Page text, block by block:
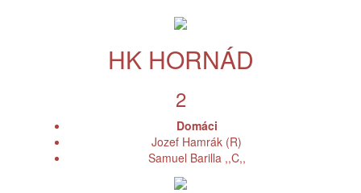
HK HORNÁD
2
Domáci
Jozef Hamrák (R)
Samuel Barilla ,,C,,